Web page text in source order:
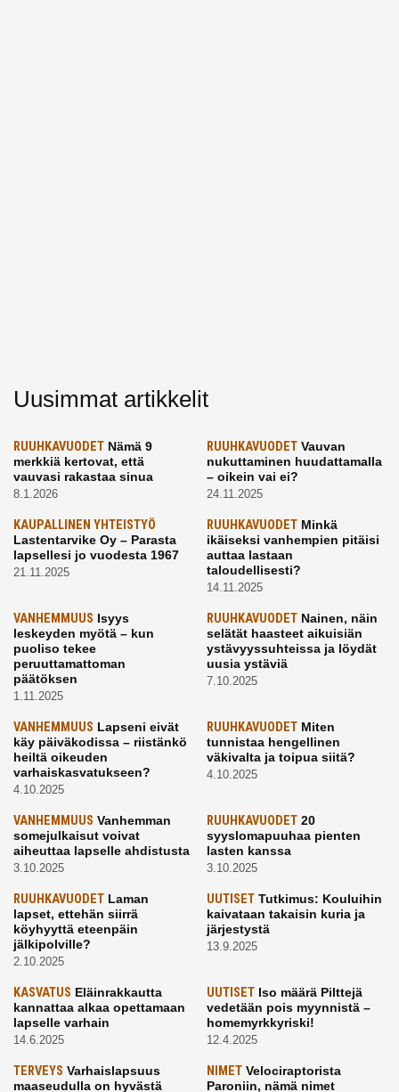
Uusimmat artikkelit
RUUHKAVUODET Nämä 9
merkkiä kertovat, että
vauvasi rakastaa sinua
8.1.2026
RUUHKAVUODETVauvan
nukuttaminen huudattamalla
– oikein vai ei?
24.11.2025
KAUPALLINEN YHTEISTYÖ
Lastentarvike Oy – Parasta
lapsellesi jo vuodesta 1967
21.11.2025
RUUHKAVUODETMinkä
ikäiseksi vanhempien pitäisi
auttaa lastaan
taloudellisesti?
14.11.2025
VANHEMMUUS Isyys
leskeyden myötä – kun
puoliso tekee
peruuttamattoman
päätöksen
1.11.2025
RUUHKAVUODETNainen, näin
selätät haasteet aikuisiän
ystävyyssuhteissa ja löydät
uusia ystäviä
7.10.2025
VANHEMMUUS Lapseni eivät
käy päiväkodissa – riistänkö
heiltä oikeuden
varhaiskasvatukseen?
4.10.2025
RUUHKAVUODETMiten
tunnistaa hengellinen
väkivalta ja toipua siitä?
4.10.2025
VANHEMMUUS Vanhemman
somejulkaisut voivat
aiheuttaa lapselle ahdistusta
3.10.2025
RUUHKAVUODET20
syyslomapuuhaa pienten
lasten kanssa
3.10.2025
RUUHKAVUODET Laman
lapset, ettehän siirrä
köyhyyttä eteenpäin
jälkipolville?
2.10.2025
UUTISETTutkimus: Kouluihin
kaivataan takaisin kuria ja
järjestystä
13.9.2025
KASVATUS Eläinrakkautta
kannattaa alkaa opettamaan
lapselle varhain
14.6.2025
UUTISETIso määrä Pilttejä
vedetään pois myynnistä –
homemyrkkyriski!
12.4.2025
TERVEYS Varhaislapsuus
maaseudulla on hyvästä
NIMETVelociraptorista
Paroniin, nämä nimet